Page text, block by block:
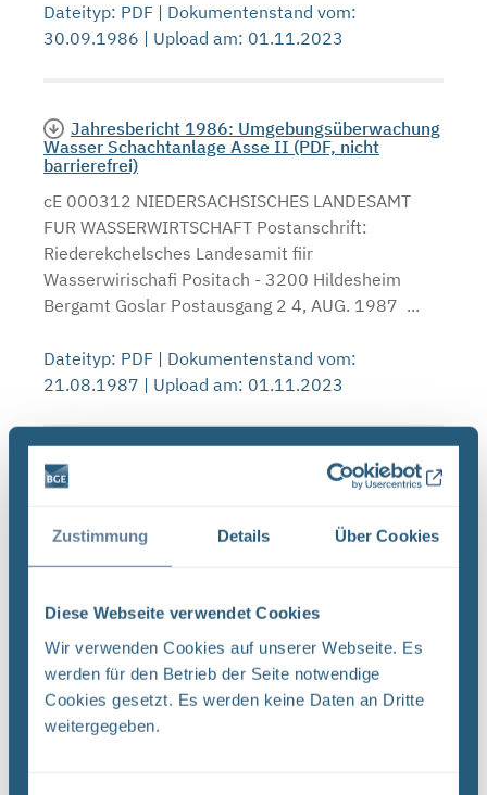
Zustimmung Details Über Cookies
Diese Webseite verwendet Cookies
Wir verwenden Cookies auf unserer Webseite. Es
werden für den Betrieb der Seite notwendige
Cookies gesetzt. Es werden keine Daten an Dritte
weitergegeben.
Dateityp: PDF | Dokumentenstand vom:
30.09.1986 | Upload am: 01.11.2023
Jahresbericht 1986: Umgebungsüberwachung
Wasser Schachtanlage Asse II (PDF, nicht
barrierefrei)
cE 000312 NIEDERSACHSISCHES LANDESAMT
FUR WASSERWIRTSCHAFT Postanschrift:
Riederekchelsches Landesamit fiir
Wasserwirischafi Positach - 3200 Hildesheim
Bergamt Goslar Postausgang 2 4, AUG. 1987 ...
Dateityp: PDF | Dokumentenstand vom:
21.08.1987 | Upload am: 01.11.2023
Strahlenschutz und Umgebungsüberwachung
im Bereich der Schachtanlage Asse |
_ Strahlenschutz und Umgebungsuberwachung im
Bereich der Schachtanlage Asse Jahresbericht
fiir Strahlen- und Umweltforschung Munchen
Herausgeberin: ...
Dateityp: PDF | Dokumentenstand vom:
30.09.1987 | Upload am: 01.11.2023